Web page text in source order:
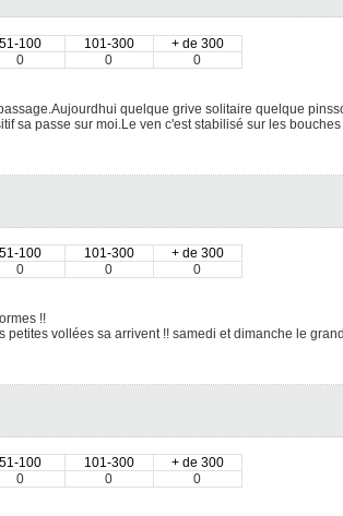
51-100 101-300
+ de 300
0 0
0
quelque grive solitaire quelque
sa passe sur moi.Le ven c'est stabilisé sur les bouches
51-100 101-300
+ de 300
0 0
0
!!
vollées sa arrivent !! samedi et dimanche le grand
51-100 101-300
+ de 300
0 0
0